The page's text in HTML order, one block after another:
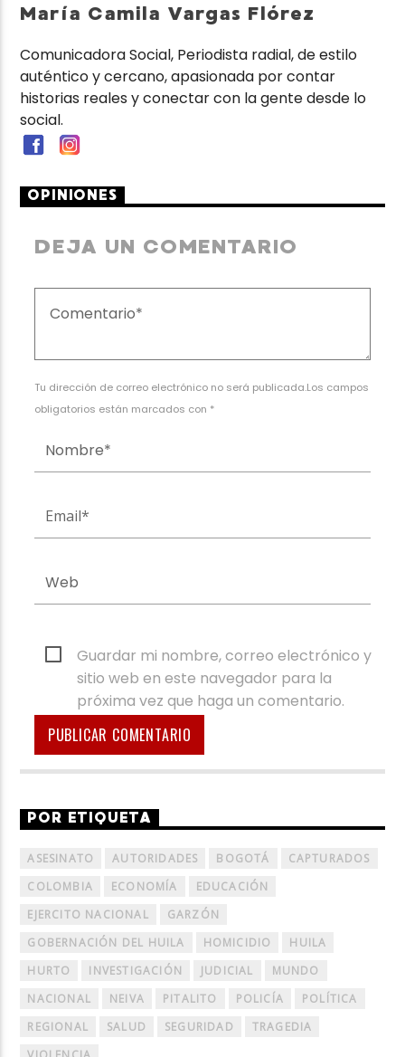
María Camila Vargas Flórez
Comunicadora Social, Periodista radial, de estilo
auténtico y cercano, apasionada por contar
historias reales y conectar con la gente desde lo
social.
OPINIONES
DEJA UN COMENTARIO
Tu dirección de correo electrónico no será publicada.Los campos
obligatorios están marcados con *
Guardar mi nombre, correo electrónico y
sitio web en este navegador para la
próxima vez que haga un comentario.
POR ETIQUETA
ASESINATO AUTORIDADES BOGOTÁ
CAPTURADOS
COLOMBIA
ECONOMÍA
EDUCACIÓN
EJERCITO NACIONAL
GARZÓN
GOBERNACIÓN DEL HUILA
HOMICIDIO
HUILA
HURTO
INVESTIGACIÓN JUDICIAL
MUNDO
NACIONAL
NEIVA PITALITO POLICÍA
POLÍTICA
REGIONAL
SALUD SEGURIDAD
TRAGEDIA